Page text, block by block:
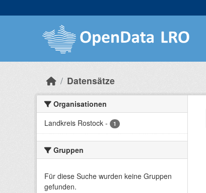
Datensätze
Organisationen
Landkreis Rostock - 1
Gruppen
Für diese Suche wurden keine Gruppen
gefunden.